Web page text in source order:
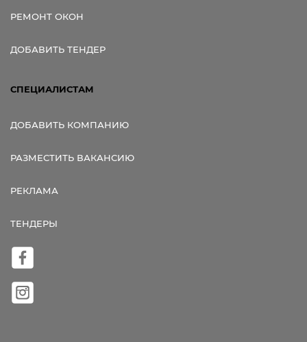
РЕМОНТ ОКОН
ДОБАВИТЬ ТЕНДЕР
СПЕЦИАЛИСТАМ
ДОБАВИТЬ КОМПАНИЮ
РАЗМЕСТИТЬ ВАКАНСИЮ
РЕКЛАМА
ТЕНДЕРЫ